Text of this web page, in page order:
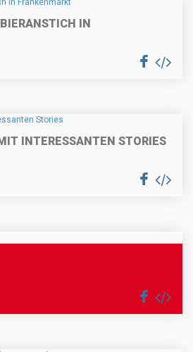
IN
INTERESSANTEN STORIES